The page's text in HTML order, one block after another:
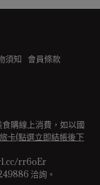
須知
會員條款
食購線上消費，如以國
卡(點選立即結帳後下
rr6oEr
洽詢。